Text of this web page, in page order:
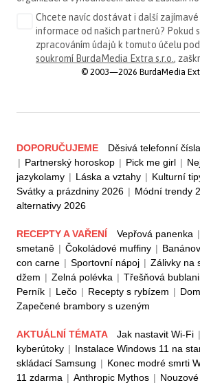
Chcete navíc dostávat i další
informace od našich partnerů? Pokud
zpracováním údajů k tomuto účelu
soukromí BurdaMedia Extra s.r.o. ,
© 2003—2026 BurdaMedia
DOPORUČUJEME Děsivá telefonní čísla
| Partnerský horoskop | Pick me girl |
jazykolamy | Láska a vztahy | Kulturní
Svátky a prázdniny 2026 | Módní trendy
alternativy 2026
RECEPTY A VAŘENÍ Vepřová panenka |
smetaně | Čokoládové muffiny |
con carne | Sportovní nápoj | Zálivky na
džem | Zelná polévka | Třešňová
Perník | Lečo | Recepty s rybízem |
Zapečené brambory s uzeným
AKTUÁLNÍ TÉMATA Jak nastavit Wi-Fi |
kyberútoky | Instalace Windows 11 na
skládací Samsung | Konec modré smrti
11 zdarma | Anthropic Mythos |